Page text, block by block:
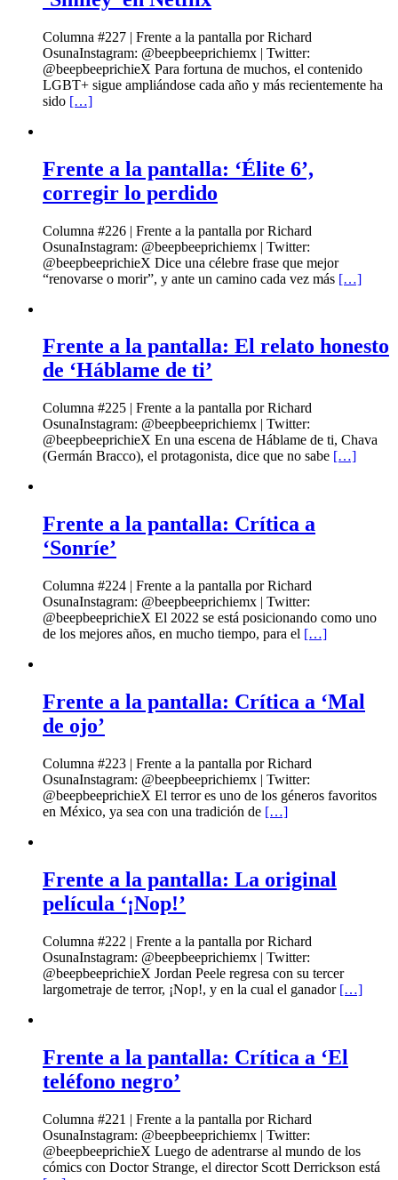
Columna #227 | Frente a la pantalla por Richard
OsunaInstagram: @beepbeeprichiemx | Twitter:
@beepbeeprichieX Para fortuna de muchos, el contenido
LGBT+ sigue ampliándose cada año y más recientemente ha
sido […]
Frente a la pantalla: ‘Élite 6’,
corregir lo perdido
Columna #226 | Frente a la pantalla por Richard
OsunaInstagram: @beepbeeprichiemx | Twitter:
@beepbeeprichieX Dice una célebre frase que mejor
“renovarse o morir”, y ante un camino cada vez más […]
Frente a la pantalla: El relato honesto
de ‘Háblame de ti’
Columna #225 | Frente a la pantalla por Richard
OsunaInstagram: @beepbeeprichiemx | Twitter:
@beepbeeprichieX En una escena de Háblame de ti, Chava
(Germán Bracco), el protagonista, dice que no sabe […]
Frente a la pantalla: Crítica a
‘Sonríe’
Columna #224 | Frente a la pantalla por Richard
OsunaInstagram: @beepbeeprichiemx | Twitter:
@beepbeeprichieX El 2022 se está posicionando como uno
de los mejores años, en mucho tiempo, para el […]
Frente a la pantalla: Crítica a ‘Mal
de ojo’
Columna #223 | Frente a la pantalla por Richard
OsunaInstagram: @beepbeeprichiemx | Twitter:
@beepbeeprichieX El terror es uno de los géneros favoritos
en México, ya sea con una tradición de […]
Frente a la pantalla: La original
película ‘¡Nop!’
Columna #222 | Frente a la pantalla por Richard
OsunaInstagram: @beepbeeprichiemx | Twitter:
@beepbeeprichieX Jordan Peele regresa con su tercer
largometraje de terror, ¡Nop!, y en la cual el ganador […]
Frente a la pantalla: Crítica a ‘El
teléfono negro’
Columna #221 | Frente a la pantalla por Richard
OsunaInstagram: @beepbeeprichiemx | Twitter:
@beepbeeprichieX Luego de adentrarse al mundo de los
cómics con Doctor Strange, el director Scott Derrickson está